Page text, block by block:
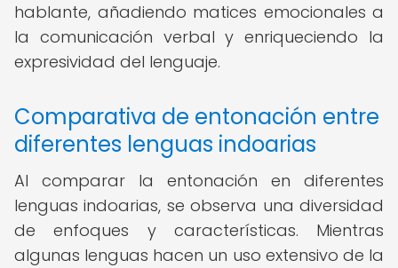
hablante, añadiendo matices emocionales a
la comunicación verbal y enriqueciendo la
expresividad del lenguaje.
Comparativa de entonación entre
diferentes lenguas indoarias
Al comparar la entonación en diferentes
lenguas indoarias, se observa una diversidad
de enfoques y características. Mientras
algunas lenguas hacen un uso extensivo de la